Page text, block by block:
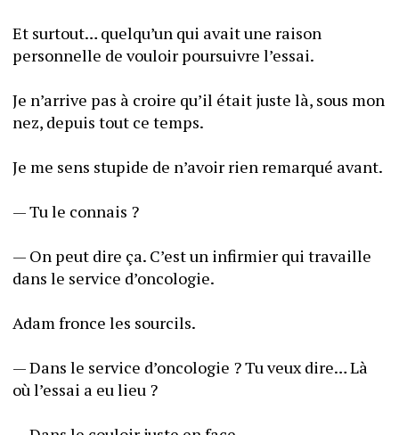
Et surtout… quelqu’un qui avait une raison
personnelle de vouloir poursuivre l’essai.
Je n’arrive pas à croire qu’il était juste là, sous mon
— Tu le connais ?
— On peut dire ça. C’est un infirmier qui travaille
— Dans le service d’oncologie ? Tu veux dire… Là
où l’essai a eu lieu ?